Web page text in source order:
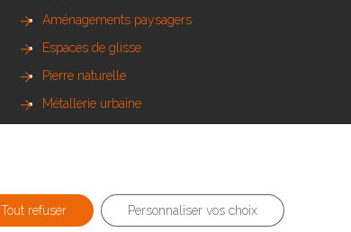
Aménagements paysagers
Espaces de glisse
Pierre naturelle
Métallerie urbaine
Tout refuser Personnaliser vos choix